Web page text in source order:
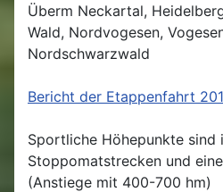
Überm Neckartal,
Wald, Nordvogesen,
Nordschwarzwald
Bericht der Etappenfahrt
Sportliche Höhepunkte sind
Stoppomatstrecken und
(Anstiege mit 400-700 hm)